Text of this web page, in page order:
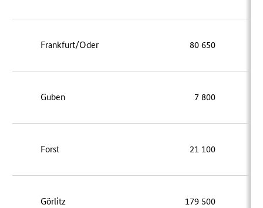
Frankfurt/Oder 80 650
Guben 7 800
Forst 21 100
Görlitz 179 500